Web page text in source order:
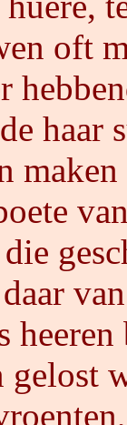
oft
haar
gelost